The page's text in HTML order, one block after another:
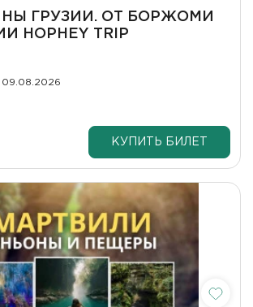
ГРУЗИИ. ОТ БОРЖОМИ
HOPHEY TRIP
КУПИТЬ БИЛЕТ